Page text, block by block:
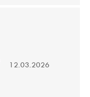
12.03.2026